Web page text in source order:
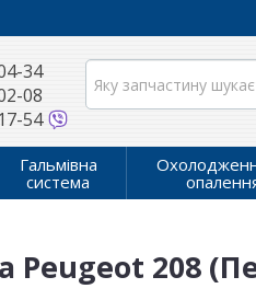
34
08
54
Гальмівна
система
Peugeot 208